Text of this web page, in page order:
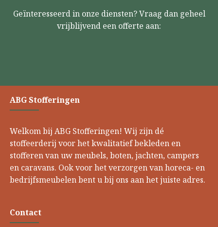
Geïnteresseerd in onze diensten? Vraag dan geheel
vrijblijvend een offerte aan:
ABG Stofferingen
Welkom bij ABG Stofferingen! Wij zijn dé
stoffeerderij voor het kwalitatief bekleden en
stofferen van uw meubels, boten, jachten, campers
en caravans. Ook voor het verzorgen van horeca- en
bedrijfsmeubelen bent u bij ons aan het juiste adres.
Contact